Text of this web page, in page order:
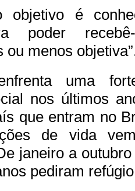
objetivo é
poder
ou menos
uma
nos últimos
que entram no
de vida
janeiro a
pediram